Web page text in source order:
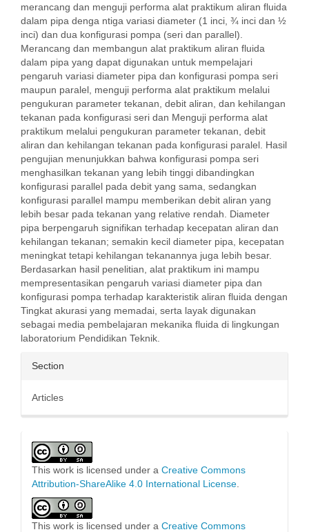
merancang dan menguji performa alat praktikum aliran fluida
dalam pipa denga ntiga variasi diameter (1 inci, ¾ inci dan ½
inci) dan dua konfigurasi pompa (seri dan parallel).
Merancang dan membangun alat praktikum aliran fluida
dalam pipa yang dapat digunakan untuk mempelajari
pengaruh variasi diameter pipa dan konfigurasi pompa seri
maupun paralel, menguji performa alat praktikum melalui
pengukuran parameter tekanan, debit aliran, dan kehilangan
tekanan pada konfigurasi seri dan Menguji performa alat
praktikum melalui pengukuran parameter tekanan, debit
aliran dan kehilangan tekanan pada konfigurasi paralel. Hasil
pengujian menunjukkan bahwa konfigurasi pompa seri
menghasilkan tekanan yang lebih tinggi dibandingkan
konfigurasi parallel pada debit yang sama, sedangkan
konfigurasi parallel mampu memberikan debit aliran yang
lebih besar pada tekanan yang relative rendah. Diameter
pipa berpengaruh signifikan terhadap kecepatan aliran dan
kehilangan tekanan; semakin kecil diameter pipa, kecepatan
meningkat tetapi kehilangan tekanannya juga lebih besar.
Berdasarkan hasil penelitian, alat praktikum ini mampu
mempresentasikan pengaruh variasi diameter pipa dan
konfigurasi pompa terhadap karakteristik aliran fluida dengan
Tingkat akurasi yang memadai, serta layak digunakan
sebagai media pembelajaran mekanika fluida di lingkungan
laboratorium Pendidikan Teknik.
Article
Section
Articles
This work is licensed under a Creative Commons
Attribution-ShareAlike 4.0 International License
This work is licensed under a Creative Commons